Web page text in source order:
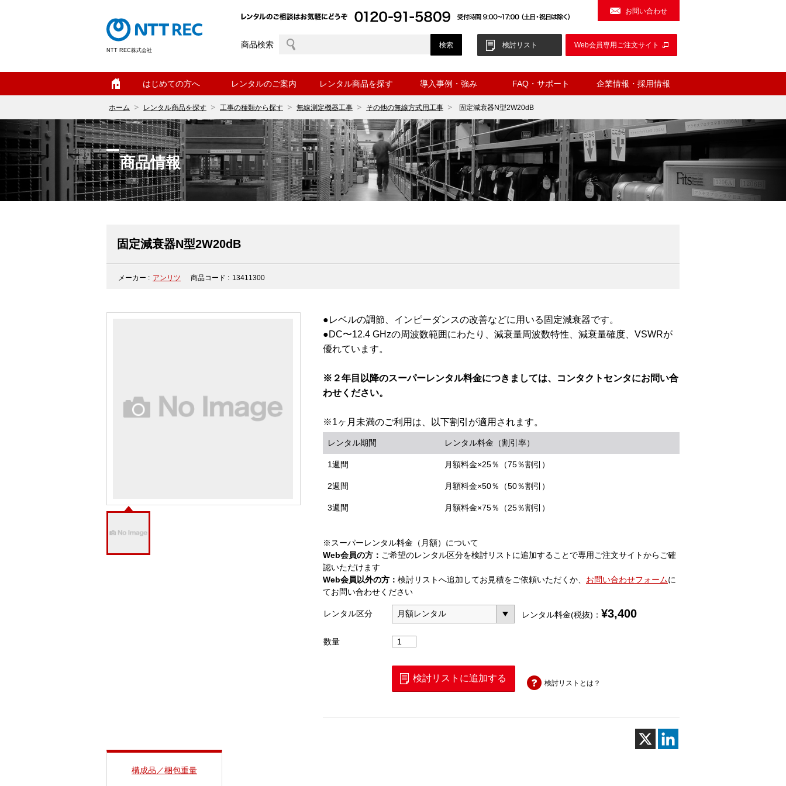
NTT REC株式会社
お問い合わせ
商品検索 検討リスト Web会員専用ご注文サイト
はじめての方へ レンタルのご案内 レンタル商品を探す 導入事例・強み FAQ・サポート 企業情報・採用情報
ホーム レンタル商品を探す 工事の種類から探す 無線測定機器工事 その他の無線方式用工事 固定減衰器N型2W20dB
商品情報
固定減衰器N型2W20dB
メーカー : アンリツ 商品コード : 13411300
●レベルの調節、インピーダンスの改善などに用いる固定減衰器です。
●DC〜12.4 GHzの周波数範囲にわたり、減衰量周波数特性、減衰量確度、VSWRが
優れています。
※２年目以降のスーパーレンタル料金につきましては、コンタクトセンタにお問い合
わせください。
※1ヶ月未満のご利用は、以下割引が適用されます。
レンタル期間 レンタル料金（割引率）
1週間 月額料金×25％（75％割引）
2週間 月額料金×50％（50％割引）
3週間 月額料金×75％（25％割引）
※スーパーレンタル料金（月額）について
Web会員の方： ご希望のレンタル区分を検討リストに追加することで専用ご注文サイトからご確
認いただけます
Web会員以外の方： 検討リストへ追加してお見積をご依頼いただくか、 お問い合わせフォームに
てお問い合わせください
レンタル区分 レンタル料金(税抜)： ¥3,400
数量
固
減
器
検討リストに追加する 検討リストとは？
構成品／梱包重量